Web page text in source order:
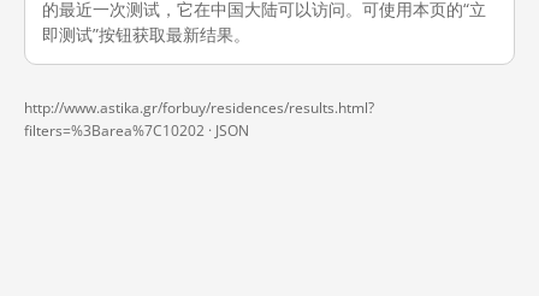
的最近一次测试，它在中国大陆可以访问。可使用本页的“立
即测试”按钮获取最新结果。
http://www.astika.gr/forbuy/residences/results.html?
filters=%3Barea%7C10202 · JSON